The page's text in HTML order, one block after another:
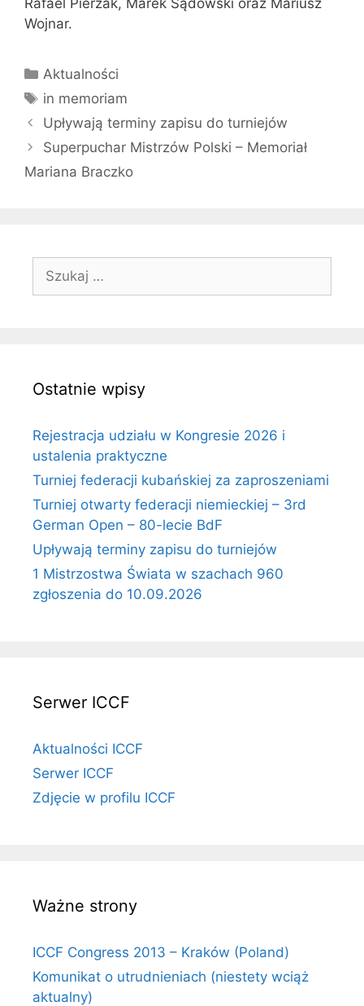
Wojnar.
Kategorie
Aktualności
Tagi
in memoriam
Upływają terminy zapisu do turniejów
Superpuchar Mistrzów Polski – Memoriał
Mariana Braczko
Ostatnie wpisy
Rejestracja udziału w Kongresie 2026 i
ustalenia praktyczne
Turniej federacji kubańskiej za zaproszeniami
Turniej otwarty federacji niemieckiej – 3rd
German Open – 80-lecie BdF
Upływają terminy zapisu do turniejów
1 Mistrzostwa Świata w szachach 960
zgłoszenia do 10.09.2026
Serwer ICCF
Aktualności ICCF
Serwer ICCF
Zdjęcie w profilu ICCF
Ważne strony
ICCF Congress 2013 – Kraków (Poland)
Komunikat o utrudnieniach (niestety wciąż
aktualny)